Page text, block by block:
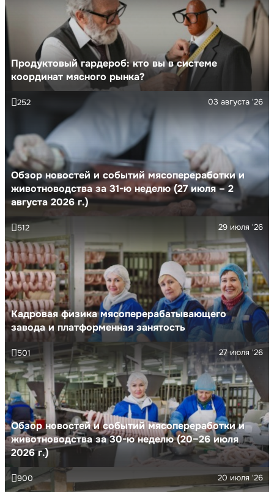
Продуктовый гардероб: кто вы в системе
координат мясного рынка?
Обзор новостей и событий мясопереработки и
животноводства за 31-ю неделю (27 июля – 2
августа 2026 г.)
03 августа '26
252
Кадровая физика мясоперерабатывающего
завода и платформенная занятость
29 июля '26
512
Обзор новостей и событий мясопереработки и
животноводства за 30-ю неделю (20–26 июля
2026 г.)
27 июля '26
501
20 июля '26
900